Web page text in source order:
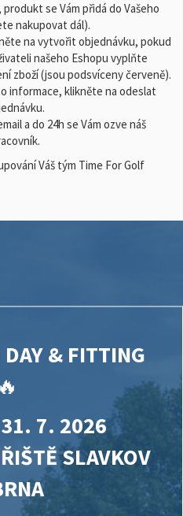
se Vám přidá do Vašeho
nakupovat dál).
na vytvořit objednávku, pokud
našeho Eshopu vyplňte
zboží (jsou podsvíceny červeně).
informace, klikněte na odeslat
a do 24h se Vám ozve náš
Váš tým Time For Golf
DAY & FITTING
🔥
31. 7. 2026
SLAVKOV